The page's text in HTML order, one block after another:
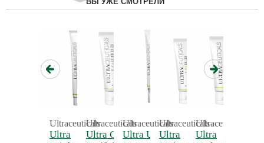
Ultraceuticals
Ultra
Ultraceuticals
Ultra Clear
Ultraceuticals
Ultra UV
Ultraceuticals
Ultra
Ultraceuticals
Ultra